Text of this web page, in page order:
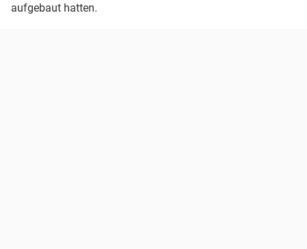
aufgebaut hatten.